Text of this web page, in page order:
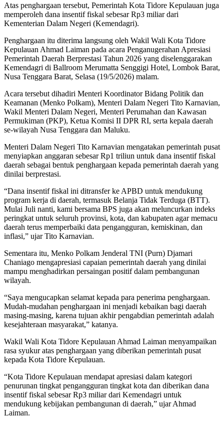
Atas penghargaan tersebut, Pemerintah Kota Tidore Kepulauan juga
memperoleh dana insentif fiskal sebesar Rp3 miliar dari
Kementerian Dalam Negeri (Kemendagri).
Penghargaan itu diterima langsung oleh Wakil Wali Kota Tidore
Kepulauan Ahmad Laiman pada acara Penganugerahan Apresiasi
Pemerintah Daerah Berprestasi Tahun 2026 yang diselenggarakan
Kemendagri di Ballroom Merumatta Senggigi Hotel, Lombok Barat,
Nusa Tenggara Barat, Selasa (19/5/2026) malam.
Acara tersebut dihadiri Menteri Koordinator Bidang Politik dan
Keamanan (Menko Polkam), Menteri Dalam Negeri Tito Karnavian,
Wakil Menteri Dalam Negeri, Menteri Perumahan dan Kawasan
Permukiman (PKP), Ketua Komisi II DPR RI, serta kepala daerah
se-wilayah Nusa Tenggara dan Maluku.
Menteri Dalam Negeri Tito Karnavian mengatakan pemerintah pusat
menyiapkan anggaran sebesar Rp1 triliun untuk dana insentif fiskal
daerah sebagai bentuk penghargaan kepada pemerintah daerah yang
dinilai berprestasi.
“Dana insentif fiskal ini ditransfer ke APBD untuk mendukung
program kerja di daerah, termasuk Belanja Tidak Terduga (BTT).
Mulai Juli nanti, kami bersama BPS juga akan meluncurkan indeks
peringkat untuk seluruh provinsi, kota, dan kabupaten agar memacu
daerah terus memperbaiki data pengangguran, kemiskinan, dan
inflasi,” ujar Tito Karnavian.
Sementara itu, Menko Polkam Jenderal TNI (Purn) Djamari
Chaniago mengapresiasi capaian pemerintah daerah yang dinilai
mampu menghadirkan persaingan positif dalam pembangunan
wilayah.
“Saya mengucapkan selamat kepada para penerima penghargaan.
Mudah-mudahan penghargaan ini menjadi kebaikan bagi daerah
masing-masing, karena tujuan akhir pengabdian pemerintah adalah
kesejahteraan masyarakat,” katanya.
Wakil Wali Kota Tidore Kepulauan Ahmad Laiman menyampaikan
rasa syukur atas penghargaan yang diberikan pemerintah pusat
kepada Kota Tidore Kepulauan.
“Kota Tidore Kepulauan mendapat apresiasi dalam kategori
penurunan tingkat pengangguran tingkat kota dan diberikan dana
insentif fiskal sebesar Rp3 miliar dari Kemendagri untuk
mendukung kebijakan pembangunan di daerah,” ujar Ahmad
Laiman.